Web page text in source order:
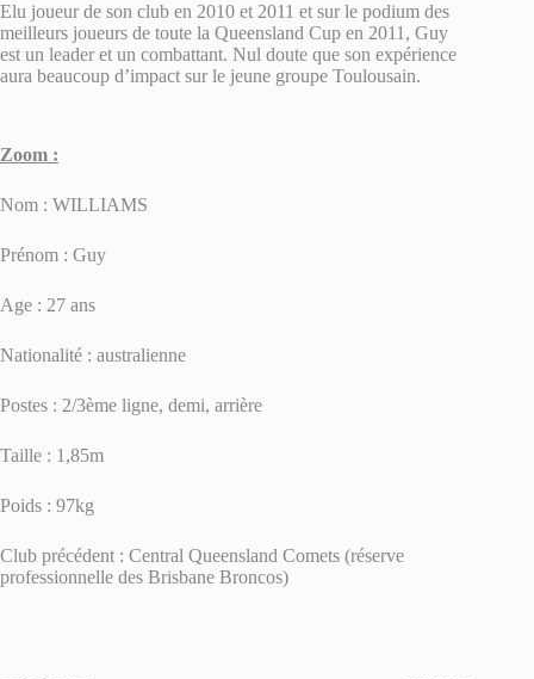
Elu joueur de son club en 2010 et 2011 et sur le podium des
meilleurs joueurs de toute la Queensland Cup en 2011, Guy
est un leader et un combattant. Nul doute que son expérience
aura beaucoup d’impact sur le jeune groupe Toulousain.
Zoom :
Nom : WILLIAMS
Prénom : Guy
Age : 27 ans
Nationalité : australienne
Postes : 2/3ème ligne, demi, arrière
Taille : 1,85m
Poids : 97kg
Club précédent : Central Queensland Comets (réserve
professionnelle des Brisbane Broncos)